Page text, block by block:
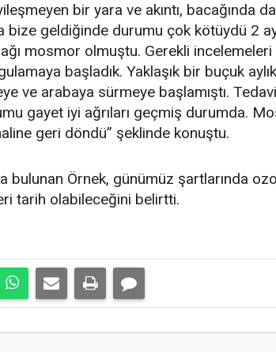
bir yara ve akıntı, bacağında
bize geldiğinde durumu çok kötüydü 2
mosmor olmuştu. Gerekli
başladık. Yaklaşık bir buçuk
ve arabaya sürmeye başlamıştı.
gayet iyi ağrıları geçmiş durumda.
geri döndü” şeklinde konuştu.
bulunan Örnek, günümüz şartlarında
tarih olabileceğini belirtti.